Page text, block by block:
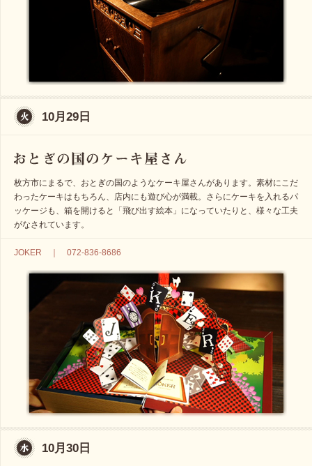
10月29日
枚方市にまるで、おとぎの国のようなケーキ屋さんがあります。素材にこだ
わったケーキはもちろん、店内にも遊び心が満載。さらにケーキを入れるパ
ッケージも、箱を開けると「飛び出す絵本」になっていたりと、様々な工夫
がなされています。
JOKER ｜ 072-836-8686
10月30日